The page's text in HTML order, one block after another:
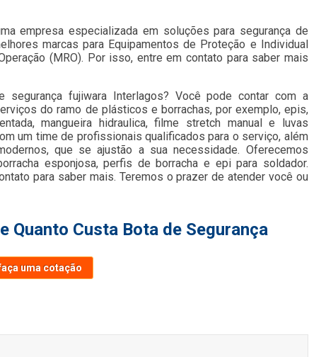
empresa especializada em soluções para segurança de
marcas para Equipamentos de Proteção e Individual
(MRO). Por isso, entre em contato para saber mais
segurança fujiwara Interlagos? Você pode contar com a
do ramo de plásticos e borrachas, por exemplo, epis,
mangueira hidraulica, filme stretch manual e luvas
um time de profissionais qualificados para o serviço, além
que se ajustão a sua necessidade. Oferecemos
esponjosa, perfis de borracha e epi para soldador.
para saber mais. Teremos o prazer de atender você ou
Quanto Custa Bota de Segurança
uma cotação